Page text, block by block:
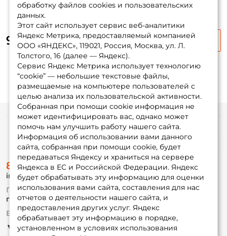
955 ₽
обработку файлов cookies и пользовательских
данных.
Этот сайт использует сервис веб-аналитики
Яндекс Метрика, предоставляемый компанией
ООО «ЯНДЕКС», 119021, Россия, Москва, ул. Л.
Толстого, 16 (далее — Яндекс).
Сервис Яндекс Метрика использует технологию
“cookie” — небольшие текстовые файлы,
размещаемые на компьютере пользователей с
целью анализа их пользовательской активности.
Собранная при помощи cookie информация не
может идентифицировать вас, однако может
помочь нам улучшить работу нашего сайта.
Информация об использовании вами данного
сайта, собранная при помощи cookie, будет
передаваться Яндексу и храниться на сервере
Яндекса в ЕС и Российской Федерации. Яндекс
будет обрабатывать эту информацию для оценки
использования вами сайта, составления для нас
отчетов о деятельности нашего сайта, и
предоставления других услуг. Яндекс
обрабатывает эту информацию в порядке,
установленном в условиях использования
Повторите пароль: *
Заполняя данную форму вы соглашаетесь на обработку
персональных данных
Создать аккаунт
У меня уже есть аккаунт
Информация
О магазине
Доставка
Оплата
Fox-bonus
Гуру
Партнерская программа
8 (495) 532-77-88
info@foxfishing.ru
По вопросам с заказом
г. Москва, ул. Плеханова д.7
Ежедневно 10:00 до 20:00